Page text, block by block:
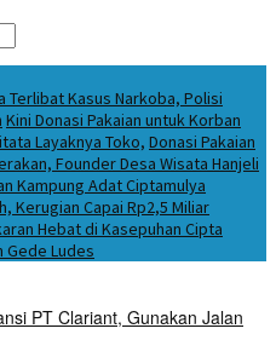
Terlibat Kasus Narkoba, Polisi
Kini Donasi Pakaian untuk Korban
Layaknya Toko, Donasi Pakaian
Founder Desa Wisata Hanjeli
Kampung Adat Ciptamulya
Kerugian Capai Rp2,5 Miliar
Hebat di Kasepuhan Cipta
Gede Ludes
PT Clariant, Gunakan Jalan